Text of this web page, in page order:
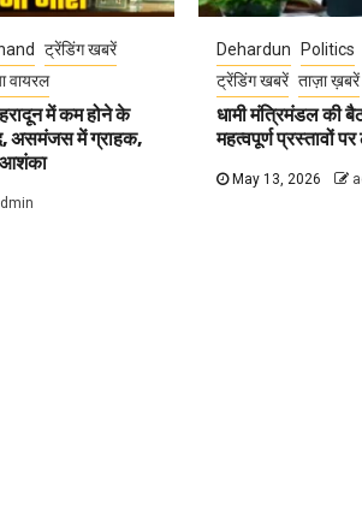
ट्रेंडिंग खबरें
वायरल
में कम होने के
असमंजस में ग्राहक,
आशंका
Dehardun Politics
ट्रेंडिंग खबरें ताज़ा ख़बरें
धामी मंत्रिमंडल की
महत्वपूर्ण प्रस्तावों
May 13, 2026